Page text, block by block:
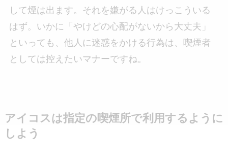
して煙は出ます。それを嫌がる人はけっこういる
はず。いかに「やけどの心配がないから大丈夫」
といっても、他人に迷惑をかける行為は、喫煙者
としては控えたいマナーですね。
アイコスは指定の喫煙所で利用するように
しよう